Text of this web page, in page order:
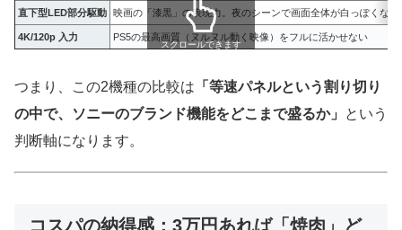
直下型LED部分駆動 映画の「漆黒」の表現力。夜のシーンで画面全体が白っぽくなり
4K/120p 入力 PS5の最高画質（ヌルヌル動く映像）をフルに活かせない
スクロールできます
つまり、この2機種の比較は 「等速パネルという割り切り
の中で、ソニーのブランド機能をどこまで盛るか」
という
判断軸になります。
コスパの納得感：3万円あれば「焼肉」ど